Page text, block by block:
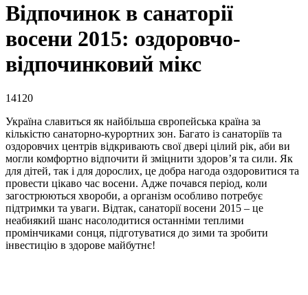
Відпочинок в санаторії
восени 2015: оздоровчо-
відпочинковий мікс
14120
Україна славиться як найбільша європейська країна за
кількістю санаторно-курортних зон. Багато із санаторіїв та
оздоровчих центрів відкривають свої двері цілий рік, аби ви
могли комфортно відпочити й зміцнити здоров’я та сили. Як
для дітей, так і для дорослих, це добра нагода оздоровитися та
провести цікаво час восени. Адже почався період, коли
загострюються хвороби, а організм особливо потребує
підтримки та уваги. Відтак, санаторії восени 2015 – це
неабиякий шанс насолодитися останніми теплими
промінчиками сонця, підготуватися до зими та зробити
інвестицію в здорове майбутнє!